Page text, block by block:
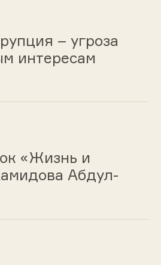
– угроза
интересам
«Жизнь и
Абдул-